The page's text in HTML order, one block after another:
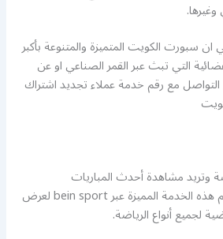
وغيرها.
ان سبورت الكويت المتميزة والمتنوعة بأكبر
التي تبث عبر القمر الصناعي او عن
مع رقم خدمة عملاء تجديد اشتراك
مشاهدة أحدث المباريات
والسباقات؟ نحن نقدم لكم هذه الخدمة المميزة عبر bein sport لعرض
لجميع أنواع الرياضة.